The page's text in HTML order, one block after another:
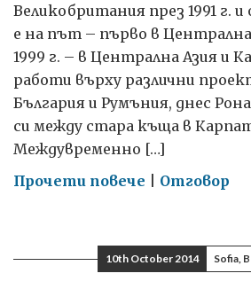
Великобритания през 1991 г.
е на път – първо в
1999 г. – в Централна Азия и
работи върху различни
България и Румъния, днес
си между стара къща в
Междувременно […]
Прочети повече on
като
начин
Отговор
10th October 2014 Sofia,